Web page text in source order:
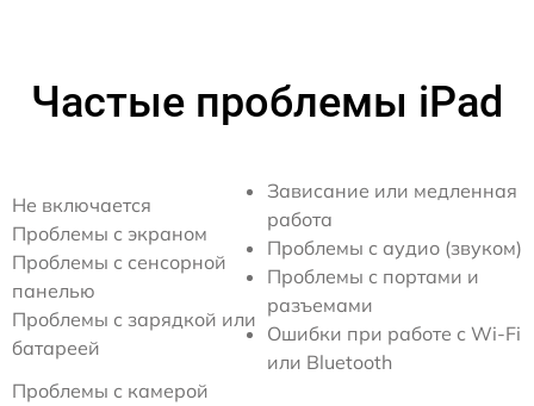
Частые проблемы iPad
Не включается
Проблемы с экраном
Проблемы с сенсорной
панелью
Проблемы с зарядкой или
батареей
Зависание или медленная
работа
Проблемы с аудио (звуком)
Проблемы с портами и
разъемами
Ошибки при работе с Wi-Fi
или Bluetooth
Проблемы с камерой